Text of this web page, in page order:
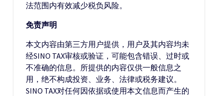
法范围内有效减少税负风险。
免责声明
本文内容由第三方用户提供，用户及其内容均未
经SINO TAX审核或验证，可能包含错误、过时或
不准确的信息。所提供的内容仅供一般信息之
用，绝不构成投资、业务、法律或税务建议。
SINO TAX对任何因依据或使用本文信息而产生的